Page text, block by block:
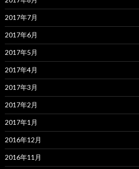
2017年7月
2017年6月
2017年5月
2017年4月
2017年3月
2017年2月
2017年1月
2016年12月
2016年11月